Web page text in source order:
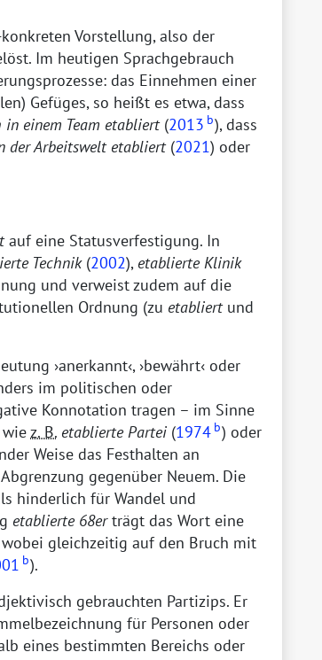
Vorstellung, also der
Im heutigen Sprachgebrauch
das Einnehmen einer
Gefüges, so heißt es etwa, dass
in einem Team etabliert(2013 b), dass
der Arbeitswelt etabliert(2021) oder
auf eine Statusverfestigung. In
Technik(2002), etablierte Klinik
und verweist zudem auf die
Ordnung (zu etabliertund
anerkannt , bewährt oder
im politischen oder
Konnotation tragen – im Sinne
z. B. etablierte Partei (1974 b) oder
Weise das Festhalten an
gegenüber Neuem. Die
hinderlich für Wandel und
etablierte 68erträgt das Wort eine
wobei gleichzeitig auf den Bruch mit
b).
gebrauchten Partizips. Er
für Personen oder
eines bestimmten Bereichs oder